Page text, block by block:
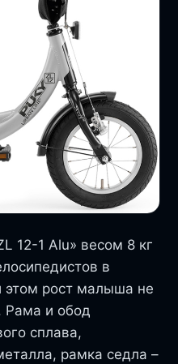
12-1 Alu» весом 8 кг
в
этом рост малыша не
Рама и обод
сплава,
рамка седла –